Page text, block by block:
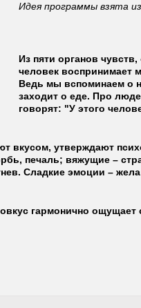
Идея программы взята
Из пяти органов
человек воспринимает
Ведь мы вспоминаем о
заходит о еде. Про
говорят: "У этого
вкусом, утверждают
печаль; вяжущие –
Сладкие эмоции –
гармонично